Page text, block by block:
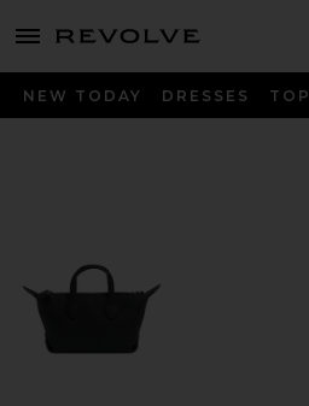
menu - shows more content
NEW TODAY DRESSES